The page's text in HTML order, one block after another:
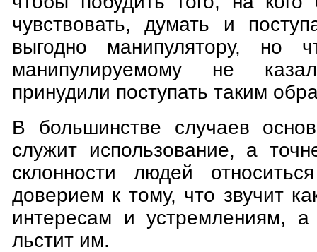
чувствовать, думать и
выгодно манипулятору, но
манипулируемому не
принудили поступать таким
В большинстве случаев
служит использование, а
склонности людей
доверием к тому, что звучит
интересам и устремлениям,
льстит им.